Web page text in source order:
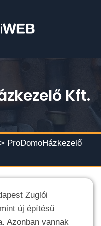
Kft.
> ProDomoHázkezelő
Zuglói
új építésű
Azonban vannak